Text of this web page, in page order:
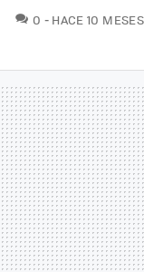
0 COMENTARIOS
HACE 10 MESES